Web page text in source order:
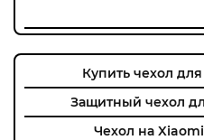
Купить чехол
Защитный чехол
Чехол на